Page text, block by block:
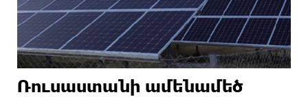
Ռուսաստանի ամենամեծ